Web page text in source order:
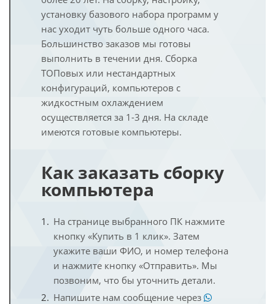
установку базового набора программ у
нас уходит чуть больше одного часа.
Большинство заказов мы готовы
выполнить в течении дня. Сборка
ТОПовых или нестандартных
конфигураций, компьютеров с
жидкостным охлаждением
осуществляется за 1-3 дня. На складе
имеются готовые компьютеры.
Как заказать сборку
компьютера
На странице выбранного ПК нажмите
кнопку «Купить в 1 клик». Затем
укажите ваши ФИО, и номер телефона
и нажмите кнопку «Отправить». Мы
позвоним, что бы уточнить детали.
Напишите нам сообщение через